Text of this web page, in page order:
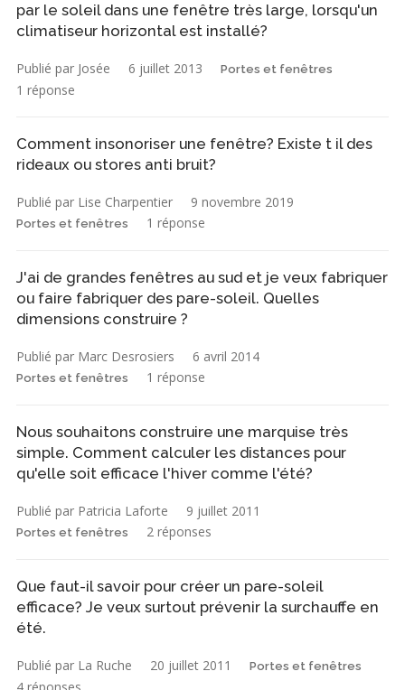
par le soleil dans une fenêtre très large, lorsqu'un
climatiseur horizontal est installé?
Publié par Josée 6 juillet 2013 Portes et fenêtres
1 réponse
Comment insonoriser une fenêtre? Existe t il des
rideaux ou stores anti bruit?
Publié par Lise Charpentier 9 novembre 2019
Portes et fenêtres 1 réponse
J'ai de grandes fenêtres au sud et je veux fabriquer
ou faire fabriquer des pare-soleil. Quelles
dimensions construire ?
Publié par Marc Desrosiers 6 avril 2014
Portes et fenêtres 1 réponse
Nous souhaitons construire une marquise très
simple. Comment calculer les distances pour
qu'elle soit efficace l'hiver comme l'été?
Publié par Patricia Laforte 9 juillet 2011
Portes et fenêtres 2 réponses
Que faut-il savoir pour créer un pare-soleil
efficace? Je veux surtout prévenir la surchauffe en
été.
Publié par La Ruche 20 juillet 2011 Portes et fenêtres